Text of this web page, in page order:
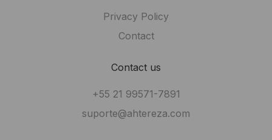
Privacy Policy
Contact
Contact us
+55 21 99571-7891
suporte@ahtereza.com